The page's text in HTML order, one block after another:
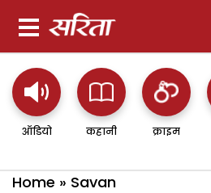
ऑडियो कहानी क्राइम
Home » Savan